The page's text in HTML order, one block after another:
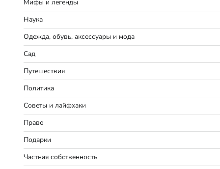
Мифы и легенды
Наука
Одежда, обувь, аксессуары и мода
Сад
Путешествия
Политика
Советы и лайфхаки
Право
Подарки
Частная собственность